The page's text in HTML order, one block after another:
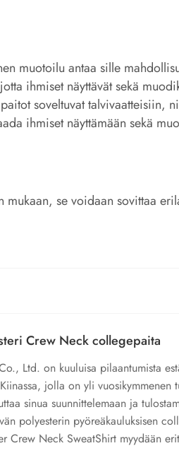
muotoilu antaa sille
ihmiset näyttävät sekä
soveltuvat talvivaatteisiin,
ihmiset näyttämään sekä
se voidaan sovittaa
Crew Neck collegepaita
Ltd. on kuuluisa pilaantumista
jolla on yli vuosikymmenen
sinua suunnittelemaan ja
polyesterin pyöreäkauluksisen
Crew Neck SweatShirt myydään